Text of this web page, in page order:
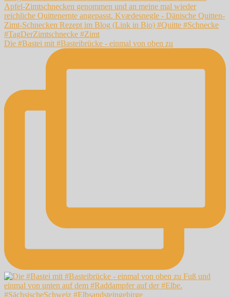
Die #Bastei mit #Basteibrücke - einmal von oben zu